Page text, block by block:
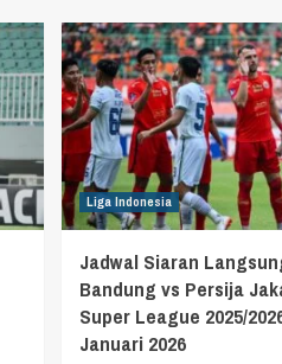
Liga Indonesia
Jadwal Siaran
Bandung vs Persija
Super League 2025/
Januari 2026